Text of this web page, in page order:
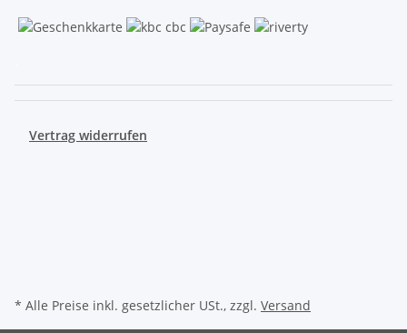
Vertrag widerrufen
* Alle Preise inkl. gesetzlicher USt., zzgl. Versand